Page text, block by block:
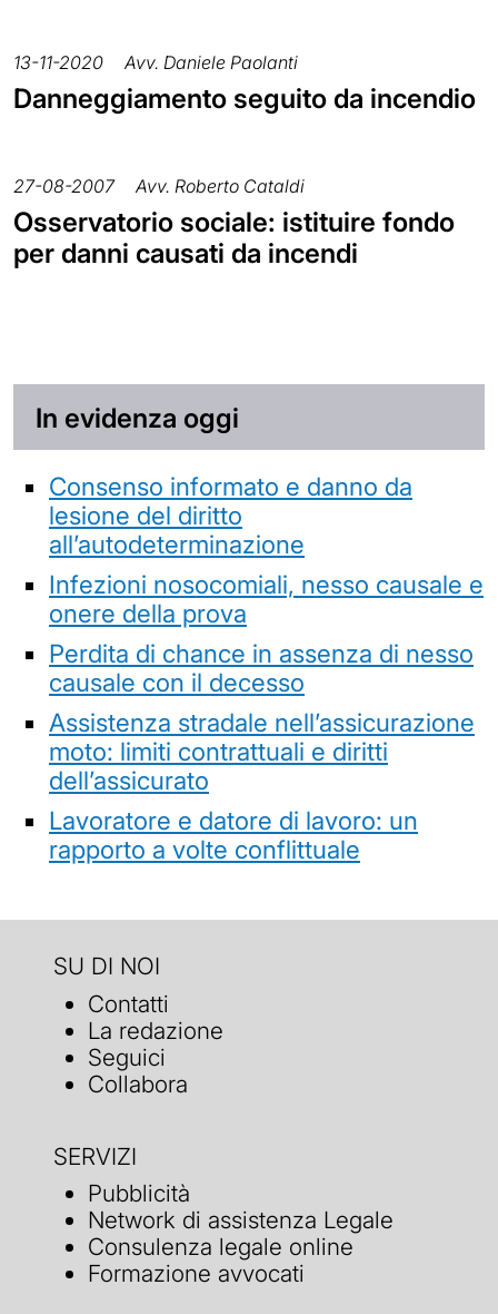
13-11-2020 Avv. Daniele Paolanti
Danneggiamento seguito da incendio
27-08-2007 Avv. Roberto Cataldi
Osservatorio sociale: istituire fondo
per danni causati da incendi
In evidenza oggi
Consenso informato e danno da
lesione del diritto
all’autodeterminazione
Infezioni nosocomiali, nesso causale e
onere della prova
Perdita di chance in assenza di nesso
causale con il decesso
Assistenza stradale nell’assicurazione
moto: limiti contrattuali e diritti
dell’assicurato
Lavoratore e datore di lavoro: un
rapporto a volte conflittuale
SU DI NOI
Contatti
La redazione
Seguici
Collabora
SERVIZI
Pubblicità
Network di assistenza Legale
Consulenza legale online
Formazione avvocati